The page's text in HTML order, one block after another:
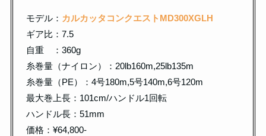
モデル： カルカッタコンクエストMD300XGLH
ギア比：7.5
自重 ：360g
糸巻量（ナイロン）：20lb160m,25lb135m
糸巻量（PE）：4号180m,5号140m,6号120m
最大巻上長：101cm/ハンドル1回転
ハンドル長：51mm
価格：¥64,800-